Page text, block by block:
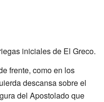
iniciales de El Greco.
frente, como en los
descansa sobre el
del Apostolado que